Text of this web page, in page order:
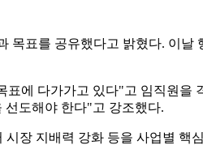
목표를 공유했다고 밝혔다. 이날
에 다가가고 있다"고 임직원을
선도해야 한다"고 강조했다.
장 지배력 강화 등을 사업별 핵